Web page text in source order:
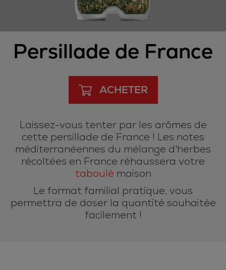
Persillade de France
ACHETER
Laissez-vous tenter par les arômes de
cette persillade de France ! Les notes
méditerranéennes du mélange d'herbes
récoltées en France réhaussera votre
taboulé maison
Le format familial pratique, vous
permettra de doser la quantité souhaitée
facilement !